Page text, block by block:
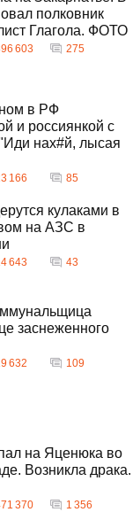
полковник
Глагола. ФОТО
603 275
в РФ
и россиянкой с
нах#й, лысая
166 85
кулаками в
на АЗС в
643 43
заснеженного
632 109
на Яценюка во
Возникла драка.
370 1 356